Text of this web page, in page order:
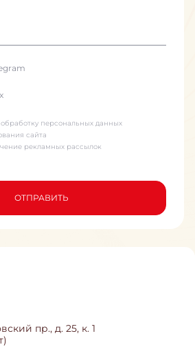
персональных данных
сайта
рекламных рассылок
ОТПРАВИТЬ
пр., д. 25, к. 1